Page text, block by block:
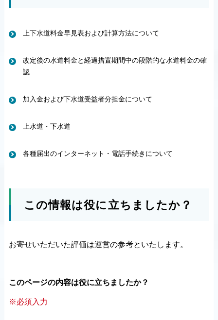
上下水道料金早見表および計算方法について
改定後の水道料金と経過措置期間中の段階的な水道料金の確
認
加入金および下水道受益者分担金について
上水道・下水道
各種届出のインターネット・電話手続きについて
この情報は役に立ちましたか？
お寄せいただいた評価は運営の参考といたします。
このページの内容は役に立ちましたか？
※必須入力